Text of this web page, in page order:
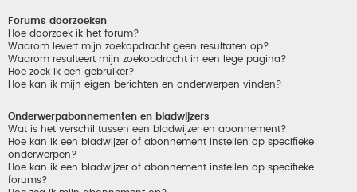
Forums doorzoeken
Hoe doorzoek ik het forum?
Waarom levert mijn zoekopdracht geen resultaten op?
Waarom resulteert mijn zoekopdracht in een lege pagina?
Hoe zoek ik een gebruiker?
Hoe kan ik mijn eigen berichten en onderwerpen vinden?
Onderwerpabonnementen en bladwijzers
Wat is het verschil tussen een bladwijzer en abonnement?
Hoe kan ik een bladwijzer of abonnement instellen op specifieke
onderwerpen?
Hoe kan ik een bladwijzer of abonnement instellen op specifieke
forums?